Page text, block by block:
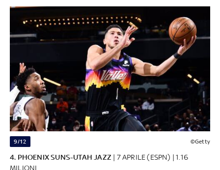
9/12 ©Getty
4. PHOENIX SUNS-UTAH JAZZ | 7 APRILE (ESPN) | 1.16
MILIONI